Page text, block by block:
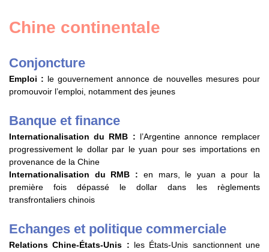
Chine continentale
Conjoncture
Emploi : le gouvernement annonce de nouvelles mesures pour
promouvoir l’emploi, notamment des jeunes
Banque et finance
Internationalisation du RMB : l’Argentine annonce remplacer
progressivement le dollar par le yuan pour ses importations en
provenance de la Chine
Internationalisation du RMB : en mars, le yuan a pour la
première fois dépassé le dollar dans les règlements
transfrontaliers chinois
Echanges et politique commerciale
Relations Chine-États-Unis : les États-Unis sanctionnent une